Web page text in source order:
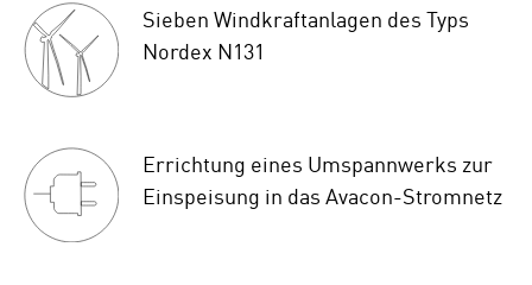
Sieben Windkraftanlagen des Typs
Nordex N131
Errichtung eines Umspannwerks zur
Einspeisung in das Avacon-Stromnetz